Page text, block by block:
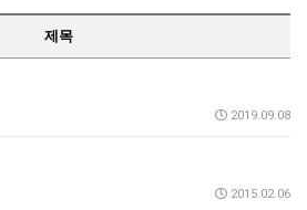
제목
2019.09.08
2015.02.06